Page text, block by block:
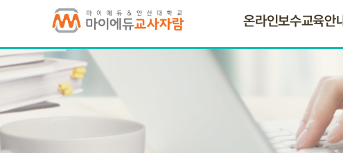
온라인보수교육안